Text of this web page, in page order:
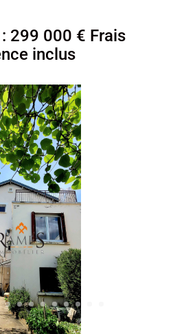
299 000 € Frais
inclus